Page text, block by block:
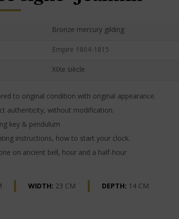
Bronze mercury gilding
Empire 1804-1815
XIXe siècle
to original condition with original appearance.
authenticity, without modification.
key & pendulum
instructions, how to start your clock.
on ancient bell, hour and a half-hour
WIDTH: 23 CM DEPTH: 14 CM